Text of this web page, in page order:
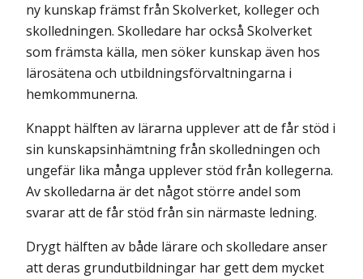
ny kunskap främst från Skolverket, kolleger och
skolledningen. Skolledare har också Skolverket
som främsta källa, men söker kunskap även hos
lärosätena och utbildningsförvaltningarna i
hemkommunerna.
Knappt hälften av lärarna upplever att de får stöd i
sin kunskapsinhämtning från skolledningen och
ungefär lika många upplever stöd från kollegerna.
Av skolledarna är det något större andel som
svarar att de får stöd från sin närmaste ledning.
Drygt hälften av både lärare och skolledare anser
att deras grundutbildningar har gett dem mycket